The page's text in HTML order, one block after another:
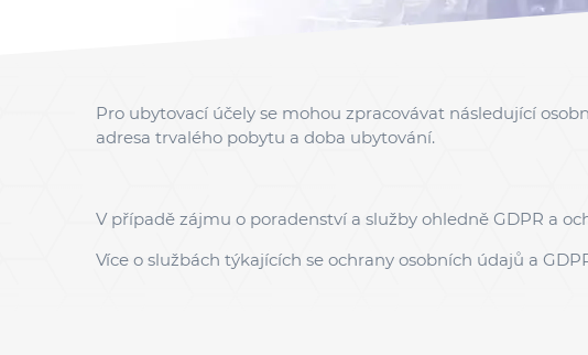
Pro ubytovací účely se mohou zpracovávat následující
adresa trvalého pobytu a doba ubytování.
V případě zájmu o poradenství a služby ohledně GDPR a
Více o službách týkajících se ochrany osobních údajů a